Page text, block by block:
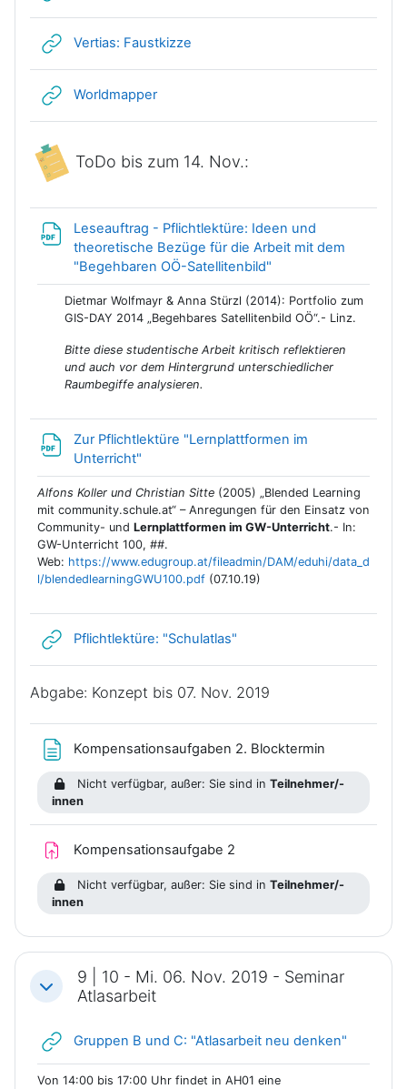
Vertias: Faustkizze
WorldmapperLink/URL
ToDo bis zum 14. Nov.:
Leseauftrag - Pflichtlektüre: Ideen und
theoretische Bezüge für die Arbeit mit dem
"Begehbaren OÖ-Satellitenbild"
Dietmar Wolfmayr & Anna Stürzl (2014): Portfolio zum
GIS-DAY 2014 „Begehbares Satellitenbild OÖ“.- Linz.
Bitte diese studentische Arbeit kritisch reflektieren
und auch vor dem Hintergrund unterschiedlicher
Raumbegiffe analysieren.
Zur Pflichtlektüre "Lernplattformen im
Unterricht"
Alfons Koller und Christian Sitte (2005) „Blended Learning
mit community.schule.at“ – Anregungen für den Einsatz von
Community- und Lernplattformen im GW-Unterricht.- In:
GW-Unterricht 100, ##.
Web: https://www.edugroup.at/fileadmin/DAM/eduhi/data_d
l/blendedlearningGWU100.pdf (07.10.19)
Pflichtlektüre: "Schulatlas"
Abgabe: Konzept bis 07. Nov. 2019
Kompensationsaufgaben 2. Blocktermin
Nicht verfügbar, außer: Sie sind inTeilnehmer/-
innen
Kompensationsaufgabe 2
Nicht verfügbar, außer: Sie sind inTeilnehmer/-
innen
Einklappen
9 | 10 - Mi. 06. Nov. 2019 - Seminar
Atlasarbeit
Gruppen B und C: "Atlasarbeit neu denken"
Von 14:00 bis 17:00 Uhr findet in AH01 eine